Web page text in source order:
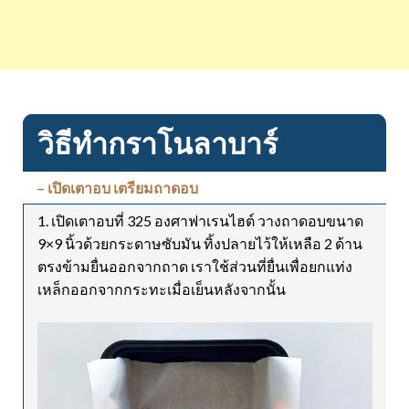
วิธีทำกราโนลาบาร์
– เปิดเตาอบ เตรียมถาดอบ
1. เปิดเตาอบที่ 325 องศาฟาเรนไฮต์ วางถาดอบขนาด
9×9 นิ้วด้วยกระดาษซับมัน ทิ้งปลายไว้ให้เหลือ 2 ด้าน
ตรงข้ามยื่นออกจากถาด เราใช้ส่วนที่ยื่นเพื่อยกแท่ง
เหล็กออกจากกระทะเมื่อเย็นหลังจากนั้น